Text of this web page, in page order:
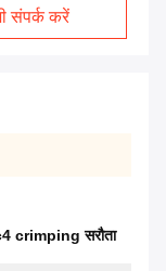
संपर्क करें
crimping सरौता